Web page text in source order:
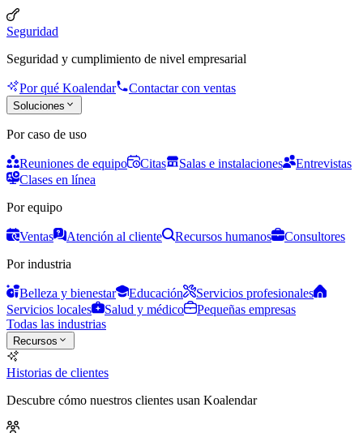
Seguridad
Seguridad y cumplimiento de nivel empresarial
Por qué Koalendar Contactar con ventas
Soluciones
Por caso de uso
Reuniones de equipo Citas Salas e instalaciones
Entrevistas
Clases en línea
Por equipo
Ventas Atención al cliente Recursos humanos
Consultores
Por industria
Belleza y bienestar Educación
Servicios profesionales
Servicios locales
Salud y médico
Pequeñas empresas
Todas las industrias
Recursos
Historias de clientes
Descubre cómo nuestros clientes usan Koalendar